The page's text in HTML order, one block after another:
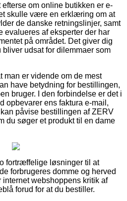
om online butikken er e-
skulle være en erklæring om at
de danske retningslinjer, samt
evalueres af eksperter der har
på området. Det giver dig
udsat for dilemmaer som
man er vidende om de mest
have betydning for bestillingen,
bruger. I den forbindelse er det i
opbevarer ens faktura e-mail,
påvise bestillingen af ZERV
du søger et produkt til en dame
fortræffelige løsninger til at
forbrugeres domme og herved
internet webshoppens kritik af
forud for at du bestiller.